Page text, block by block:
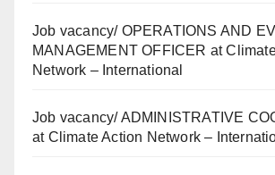
Job vacancy/ OPERATIONS AND
MANAGEMENT OFFICER at
Network – International
Job vacancy/ ADMINISTRATIVE
at Climate Action Network –